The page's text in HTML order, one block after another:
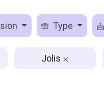
Type
Jolis